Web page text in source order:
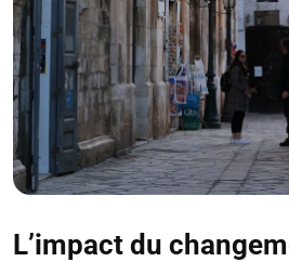
L’impact du